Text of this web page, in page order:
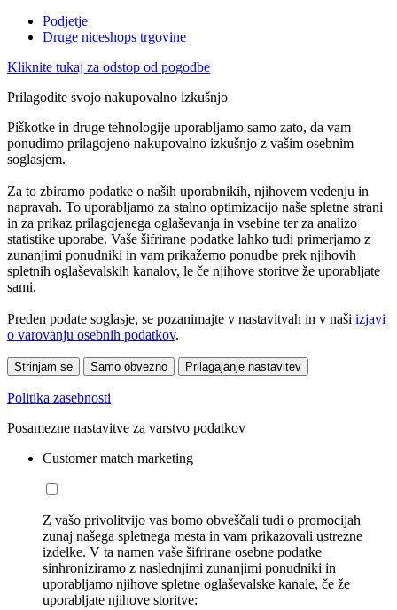
Podjetje
Druge niceshops trgovine
Kliknite tukaj za odstop od pogodbe
Prilagodite svojo nakupovalno izkušnjo
Piškotke in druge tehnologije uporabljamo samo zato, da vam
ponudimo prilagojeno nakupovalno izkušnjo z vašim osebnim
soglasjem.
Za to zbiramo podatke o naših uporabnikih, njihovem vedenju in
napravah. To uporabljamo za stalno optimizacijo naše spletne strani
in za prikaz prilagojenega oglaševanja in vsebine ter za analizo
statistike uporabe. Vaše šifrirane podatke lahko tudi primerjamo z
zunanjimi ponudniki in vam prikažemo ponudbe prek njihovih
spletnih oglaševalskih kanalov, le če njihove storitve že uporabljate
sami.
Preden podate soglasje, se pozanimajte v nastavitvah in v naši izjavi
o varovanju osebnih podatkov.
Strinjam se Samo obvezno Prilagajanje nastavitev
Politika zasebnosti
Posamezne nastavitve za varstvo podatkov
Customer match marketing
Z vašo privolitvijo vas bomo obveščali tudi o promocijah
zunaj našega spletnega mesta in vam prikazovali ustrezne
izdelke. V ta namen vaše šifrirane osebne podatke
sinhroniziramo z naslednjimi zunanjimi ponudniki in
uporabljamo njihove spletne oglaševalske kanale, če že
uporabljate njihove storitve: